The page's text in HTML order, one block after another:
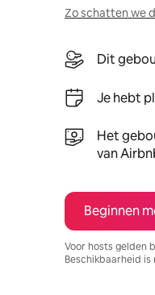
Zo schatten we
Dit
Je hebt
Het
van
Beginnen
Voor hosts gelden
Beschikbaarheid